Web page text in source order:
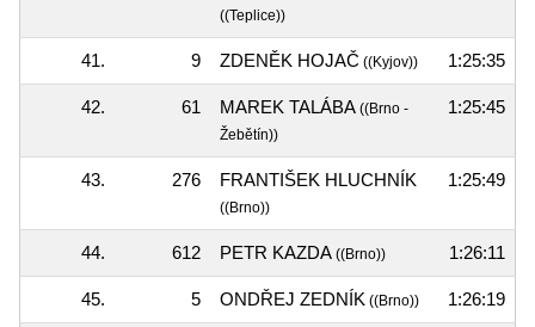
((Teplice))
41. 9 ZDENĚK HOJAČ ((Kyjov)) 1:25:35
42. 61 MAREK TALÁBA ((Brno -
Žebětín))
1:25:45
43. 276 FRANTIŠEK HLUCHNÍK
((Brno))
1:25:49
44. 612 PETR KAZDA ((Brno)) 1:26:11
45. 5 ONDŘEJ ZEDNÍK ((Brno)) 1:26:19